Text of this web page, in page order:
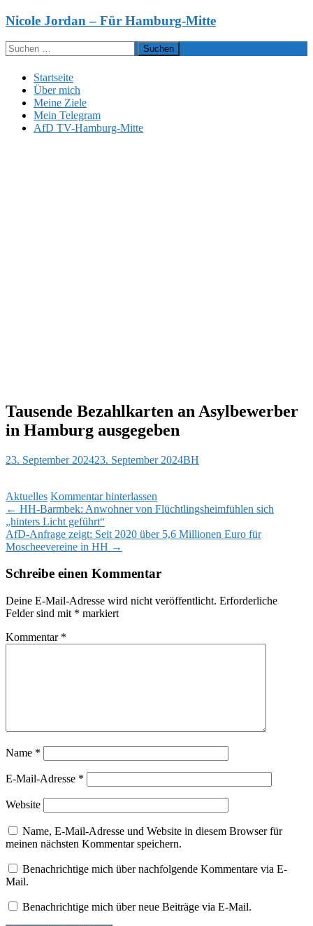
Zum
springen
Nicole Jordan – Für Hamburg-Mitte
Suchen
nach:
Startseite
Über mich
Meine Ziele
Mein Telegram
AfD TV-Hamburg-Mitte
Tausende Bezahlkarten an Asylbewerber
in Hamburg ausgegeben
23. September 202423. September 2024BH
Aktuelles Kommentar hinterlassen
Beitragsnavigation
← HH-Barmbek: Anwohner von Flüchtlingsheimfühlen sich
„hinters Licht geführt“
AfD-Anfrage zeigt: Seit 2020 über 5,6 Millionen Euro für
Moscheevereine in HH →
Schreibe einen Kommentar
Deine E-Mail-Adresse wird nicht veröffentlicht. Erforderliche
Felder sind mit * markiert
Kommentar *
Name *
E-Mail-Adresse *
Website
Name, E-Mail-Adresse und Website in diesem Browser für
meinen nächsten Kommentar speichern.
Benachrichtige mich über nachfolgende Kommentare via E-
Mail.
Benachrichtige mich über neue Beiträge via E-Mail.